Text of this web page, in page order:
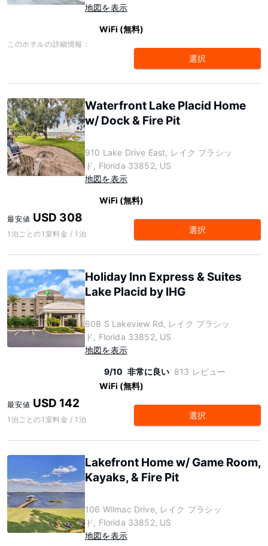
地図を表示
WiFi (無料)
このホテルの詳細情報：
選択
Waterfront Lake Placid Home
w/ Dock & Fire Pit
910 Lake Drive East, レイク プラシッ
ド, Florida 33852, US
地図を表示
WiFi (無料)
最安値 USD 308
1泊ごとの1室料金 / 1泊 選択
Holiday Inn Express & Suites
Lake Placid by IHG
608 S Lakeview Rd, レイク プラシッ
ド, Florida 33852, US
地図を表示
9/10 非常に良い 813 レビュー
WiFi (無料)
最安値 USD 142
1泊ごとの1室料金 / 1泊 選択
Lakefront Home w/ Game Room,
Kayaks, & Fire Pit
106 Wilmac Drive, レイク プラシッ
ド, Florida 33852, US
地図を表示